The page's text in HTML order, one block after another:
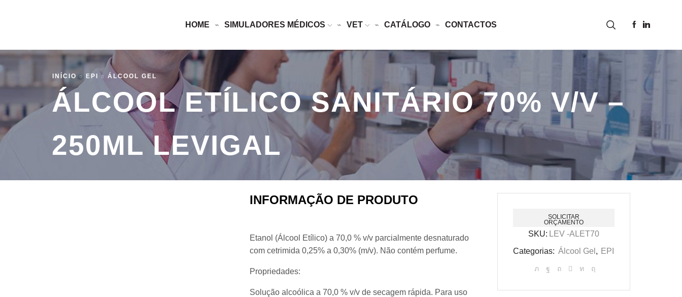
HOME SIMULADORES MÉDICOS VET CATÁLOGO CONTACTOS
INÍCIO EPI ÁLCOOL GEL
ÁLCOOL ETÍLICO SANITÁRIO 70% V/V –
250ML LEVIGAL
SOLICITAR
ORÇAMENTO
SKU: LEV -ALET70
Categorias: Álcool Gel , EPI
INFORMAÇÃO DE PRODUTO
Etanol (Álcool Etílico) a 70,0 % v/v parcialmente desnaturado
com cetrimida 0,25% a 0,30% (m/v). Não contém perfume.
Propriedades:
Solução alcoólica a 70,0 % v/v de secagem rápida. Para uso